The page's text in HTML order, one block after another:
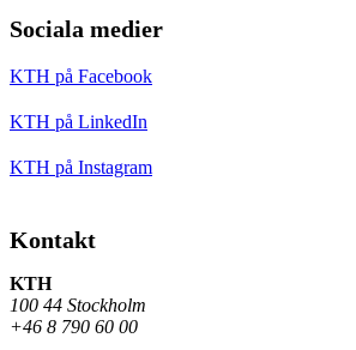
Sociala medier
KTH på Facebook
KTH på LinkedIn
KTH på Instagram
Kontakt
KTH
100 44 Stockholm
+46 8 790 60 00